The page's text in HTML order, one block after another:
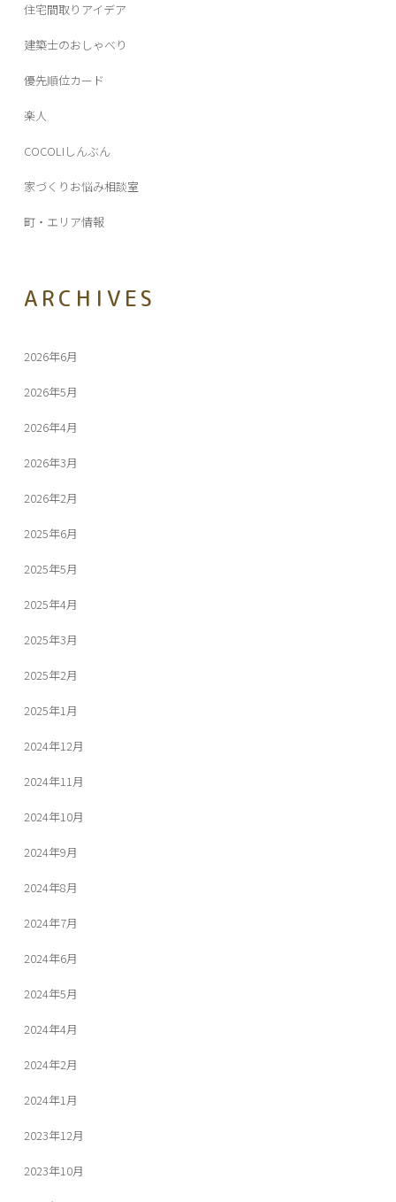
住宅間取りアイデア
建築士のおしゃべり
優先順位カード
楽人
COCOLIしんぶん
家づくりお悩み相談室
町・エリア情報
ARCHIVES
2026年6月
2026年5月
2026年4月
2026年3月
2026年2月
2025年6月
2025年5月
2025年4月
2025年3月
2025年2月
2025年1月
2024年12月
2024年11月
2024年10月
2024年9月
2024年8月
2024年7月
2024年6月
2024年5月
2024年4月
2024年2月
2024年1月
2023年12月
2023年10月